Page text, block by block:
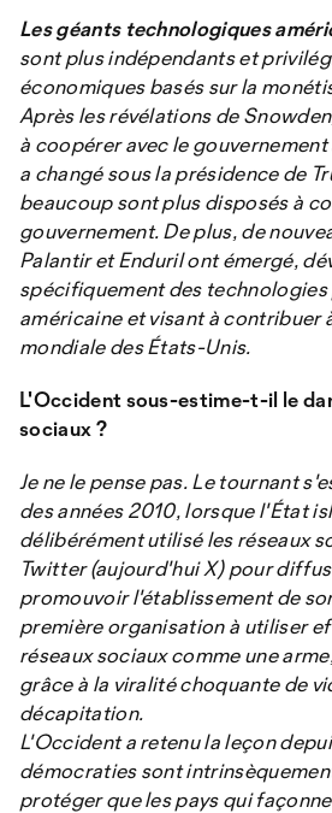
Les géants technologiques
sont plus indépendants et
économiques basés sur la
Après les révélations de
à coopérer avec le
a changé sous la présidence de
beaucoup sont plus disposés à
gouvernement. De plus, de
Palantir et Enduril ont émergé,
spécifiquement des technologies
américaine et visant à contribuer
mondiale des États-Unis.
L'Occident sous-estime-t-il le
sociaux ?
Je ne le pense pas. Le tournant
des années 2010, lorsque l'État
délibérément utilisé les réseaux
Twitter (aujourd'hui X) pour
promouvoir l'établissement de
première organisation à utiliser
réseaux sociaux comme une
grâce à la viralité choquante de
décapitation.
L'Occident a retenu la leçon
démocraties sont
protéger que les pays qui